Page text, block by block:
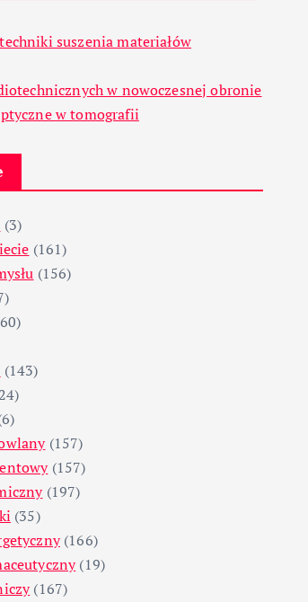
suszenia materiałów
w nowoczesnej obronie
w tomografii
(3)
(161)
(156)
(143)
(157)
(157)
(197)
(35)
(166)
(19)
(167)